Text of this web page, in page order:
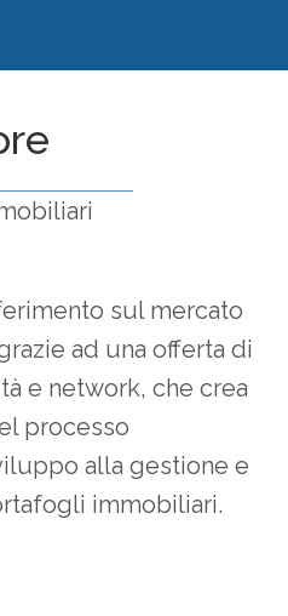
sul mercato
ad una offerta di
e network, che crea
processo
alla gestione e
immobiliari.